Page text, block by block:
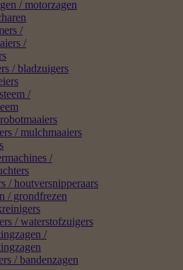
/ motorzagen
/
/
/ bladzuigers
/
/ mulchmaaiers
/
/ houtversnipperaars
/ grondfrezen
/ waterstofzuigers
/
/ bandenzagen